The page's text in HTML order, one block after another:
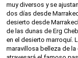
muy diversos y se
dos días desde
desierto desde
de las dunas de Erg
en el desierto marroquí.
maravillosa belleza de la